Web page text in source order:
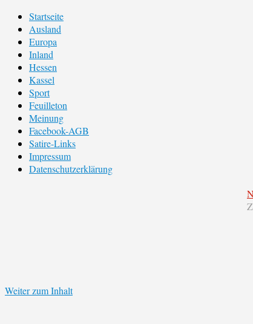
Startseite
Ausland
Europa
Inland
Hessen
Kassel
Sport
Feuilleton
Meinung
Facebook-AGB
Satire-Links
Impressum
Datenschutzerklärung
Weiter zum Inhalt